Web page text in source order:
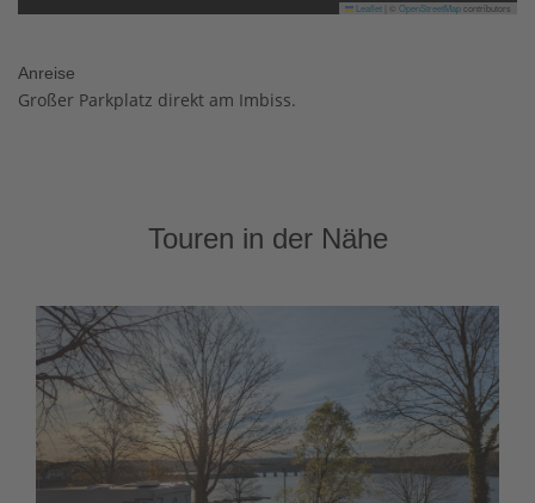
Leaflet OpenStreetMapcontributors
Anreise
Großer Parkplatz direkt am Imbiss.
Touren in der Nähe